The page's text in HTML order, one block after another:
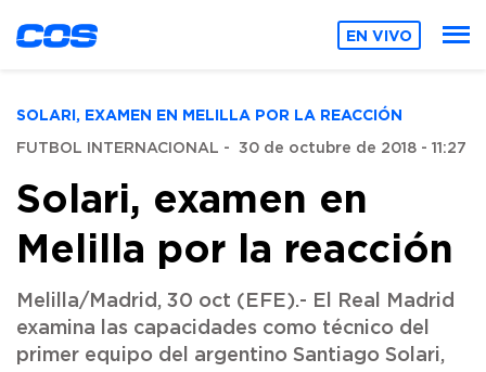
EN VIVO
SOLARI, EXAMEN EN MELILLA POR LA REACCIÓN
FUTBOL INTERNACIONAL - 30 de octubre de 2018 - 11:27
Solari, examen en
Melilla por la reacción
Melilla/Madrid, 30 oct (EFE).- El Real Madrid
examina las capacidades como técnico del
primer equipo del argentino Santiago Solari,